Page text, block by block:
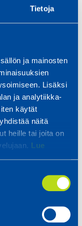
Tietoja
ja mainosten
Lisäksi
ja analytiikka-
käytät
näitä
heille tai joita on
Lue
betjäna
också lätt att
kommande
Petteri
redan i
och
inte bara
hos båda
framgångar